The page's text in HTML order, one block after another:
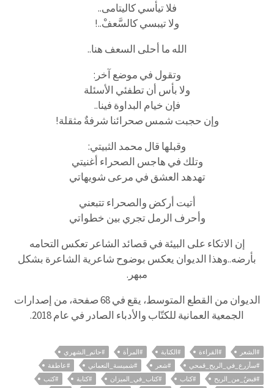
فلا تيأسي كاليتامى..
ولا تيبسي كالسَّعفْ..!
الله ما أحلى السعف هنا..
وتقول في موضع آخر:
ولا بأس أن تطفئي الأسئلة
فإن خيام البداوة فينا..
وإن حجبت شمس صحرائنا شرفةٌ مثقلة!
وقبلها قال محمد الثبيتي:
وتلك في هاجس الصحراء أغنيتي
تهدهد العشق في مرعى شويهاتي
أتيت أركض والصحراء تتبعني
وأحرف الرمل تجري بين خطواتي
إن الاتكاء على البيئة في قصائد الشاعر تعكس التحامه
بأرضه..وهذا الديوان يعكس بوضوح شاعرية الشاعرة بشكل
مبهر.
الديوان من القطع المتوسط، يقع في 68 صفحة، من إصدارات
الجمعية العمانية للكتّاب والأدباء الصادر في عام 2018.
#الشعر #القراءة #الكتابة #المرأة
#حاتم_الشهري
#سأزرع_في_الريح_قمحي
#شعر #شميسة_النعماني
#عاطفة
#قبضٌ_من_الريح
#كتاب #كتاب_في_الميزان #كتابة
#كتب